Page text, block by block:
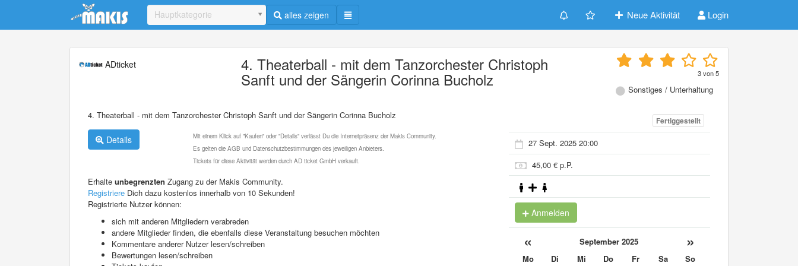
Update cookies preferences
Hauptkategorie alles zeigen Neue Aktivität Login
ADticket 4. Theaterball - mit dem Tanzorchester Christoph
Sanft und der Sängerin Corinna Bucholz 3von5
Sonstiges / Unterhaltung
4. Theaterball - mit dem Tanzorchester Christoph Sanft und der Sängerin Corinna Bucholz
Details
Mit einem Klick auf "Kaufen" oder "Details" verlässt Du die Internetpräsenz der Makis Community.
Es gelten die AGB und Datenschutzbestimmungen des jeweiligen Anbieters.
Tickets für diese Aktivität werden durch AD ticket GmbH verkauft.
Erhalte unbegrenzten Zugang zu der Makis Community.
Registriere Dich dazu kostenlos innerhalb von 10 Sekunden!
Registrierte Nutzer können:
sich mit anderen Mitgliedern verabreden
andere Mitglieder finden, die ebenfalls diese Veranstaltung besuchen möchten
Kommentare anderer Nutzer lesen/schreiben
Bewertungen lesen/schreiben
Fertiggestellt
27 Sept. 2025 20:00
45,00 € p.P.
Anmelden
« September 2025 »
Mo Di Mi Do Fr Sa
So